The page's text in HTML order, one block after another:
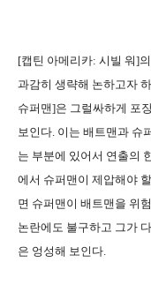
[캡틴 아메리카: 시빌 워]
과감히 생략해 논하고자
슈퍼맨]은 그럴싸하게 포
보인다. 이는 배트맨과 슈
는 부분에 있어서 연출의
에서 슈퍼맨이 제압해야
면 슈퍼맨이 배트맨을 위
논란에도 불구하고 그가
은 엉성해 보인다.